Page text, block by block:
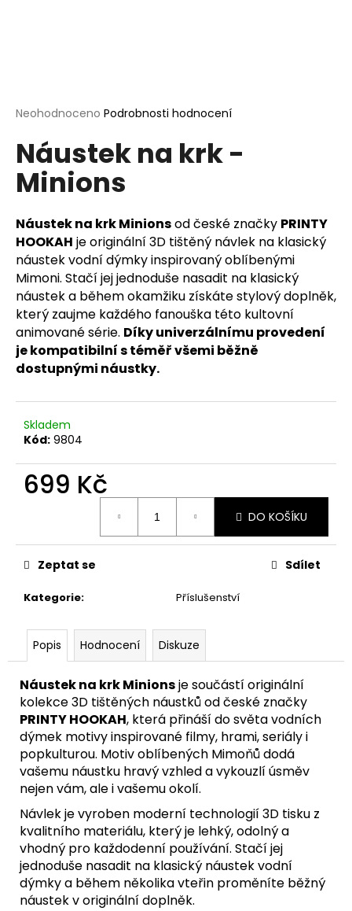
Průměrné
produktu
je
0,0
hvězdiček.
Neohodnoceno Podrobnosti hodnocení
Náustek na krk -
Minions
Náustek na krk Minionsod české značky PRINTY
HOOKAH je originální 3D tištěný návlek na klasický
náustek vodní dýmky inspirovaný oblíbenými
Mimoni. Stačí jej jednoduše nasadit na klasický
náustek a během okamžiku získáte stylový doplněk,
který zaujme každého fanouška této kultovní
animované série. Díky univerzálnímu provedení
je kompatibilní s téměř všemi běžně
dostupnými náustky.
Skladem
Kód: 9804
699 Kč
DO KOŠÍKU
Kategorie: Příslušenství
Zeptat se Sdílet
Popis Hodnocení Diskuze
Náustek na krk Minionsje součástí originální
kolekce 3D tištěných náustků od české značky
PRINTY HOOKAH, která přináší do světa vodních
dýmek motivy inspirované filmy, hrami, seriály i
popkulturou. Motiv oblíbených Mimoňů dodá
vašemu náustku hravý vzhled a vykouzlí úsměv
nejen vám, ale i vašemu okolí.
Návlek je vyroben moderní technologií 3D tisku z
kvalitního materiálu, který je lehký, odolný a
vhodný pro každodenní používání. Stačí jej
jednoduše nasadit na klasický náustek vodní
dýmky a během několika vteřin proměníte běžný
náustek v originální doplněk.
D
o
p
o
r
u
č
u
e
m
e